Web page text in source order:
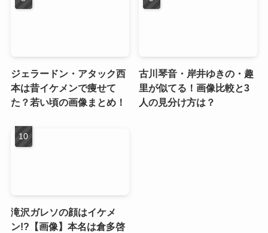
ジェラードン・アタック西
本は昔イケメンで痩せて
た？若い頃の画像まとめ！
古川琴音・岸井ゆきの・趣
里が似てる！画像比較と3
人の見分け方は？
滝沢ガレソの顔はイケメ
ン!?【画像】本名は倉多啓